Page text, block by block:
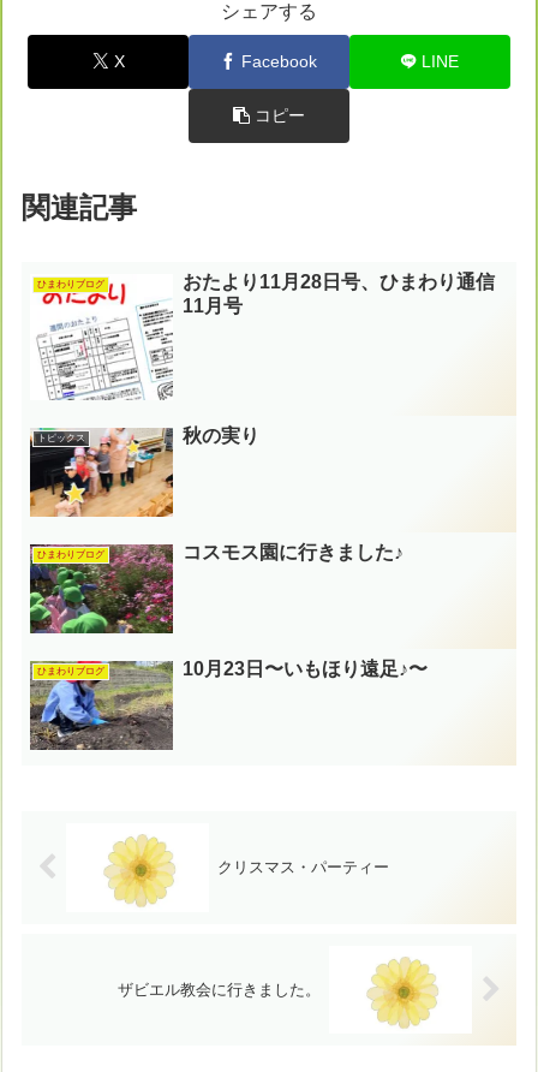
シェアする
X Facebook LINE
コピー
関連記事
ひまわりブログ
おたより11月28日号、ひまわり通信
11月号
トピックス 秋の実り
ひまわりブログ コスモス園に行きました♪
ひまわりブログ 10月23日〜いもほり遠足♪〜
クリスマス・パーティー
ザビエル教会に行きました。